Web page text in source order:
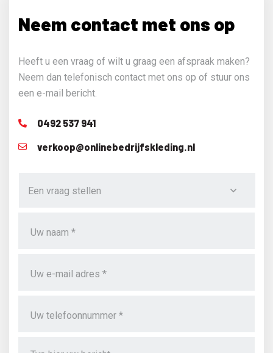
Neem contact met ons op
Heeft u een vraag of wilt u graag een afspraak maken?
Neem dan telefonisch contact met ons op of stuur ons
een e-mail bericht.
0492 537 941
verkoop@onlinebedrijfskleding.nl